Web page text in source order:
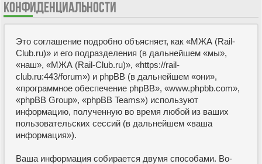
КОНФИДЕНЦИАЛЬНОСТИ
Это соглашение подробно объясняет, как «МЖА (Rail-
Club.ru)» и его подразделения (в дальнейшем «мы»,
«наш», «МЖА (Rail-Club.ru)», «https://rail-
club.ru:443/forum») и phpBB (в дальнейшем «они»,
«программное обеспечение phpBB», «www.phpbb.com»,
«phpBB Group», «phpBB Teams») используют
информацию, полученную во время любой из ваших
пользовательских сессий (в дальнейшем «ваша
информация»).
Ваша информация собирается двумя способами. Во-